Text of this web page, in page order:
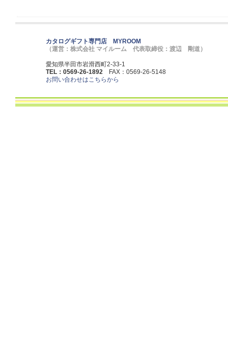
カタログギフト専門店 MYROOM
（運営：株式会社 マイルーム 代表取締役：渡辺 剛道）
愛知県半田市岩滑西町2-33-1
TEL：0569-26-1892 FAX：0569-26-5148
お問い合わせはこちらから